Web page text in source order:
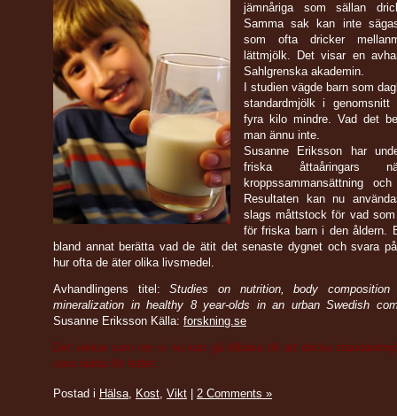
jämnåriga som sällan
Samma sak kan inte
som ofta dricker
lättmjölk. Det visar en
Sahlgrenska akademin.
I studien vägde barn som
standardmjölk i genomsnitt
fyra kilo mindre. Vad det
man ännu inte.
Susanne Eriksson har
friska åttaåringars
kroppssammansättning
Resultaten kan nu
slags måttstock för vad
för friska barn i den åldern.
bland annat berätta vad de ätit det senaste dygnet och svara
hur ofta de äter olika livsmedel.
Avhandlingens titel:Studies on nutrition, body composition
mineralization in healthy 8 year-olds in an urban Swedish
Susanne Eriksson Källa: forskning.se
Det verkar som om vi nu kan gå tillbaka till att dricka
vara rädda för fettet…
Postad i Hälsa, Kost, Vikt 2 Comments »